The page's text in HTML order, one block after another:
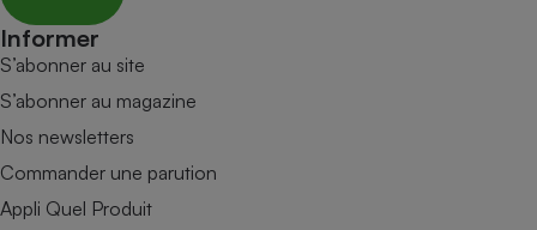
Informer
S’abonner au site
S’abonner au magazine
Nos newsletters
Commander une parution
Appli Quel Produit